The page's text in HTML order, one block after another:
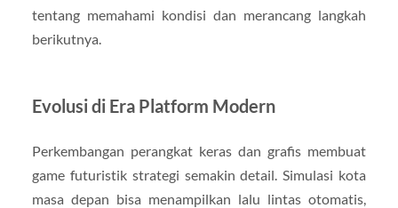
tentang memahami kondisi dan merancang langkah
berikutnya.
Evolusi di Era Platform Modern
Perkembangan perangkat keras dan grafis membuat
game futuristik strategi semakin detail. Simulasi kota
masa depan bisa menampilkan lalu lintas otomatis,